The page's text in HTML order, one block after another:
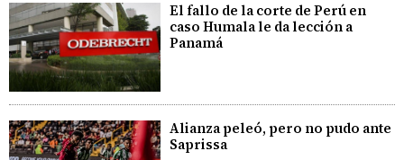
El fallo de la corte de Perú en
caso Humala le da lección a
Panamá
Alianza peleó, pero no pudo ante
Saprissa